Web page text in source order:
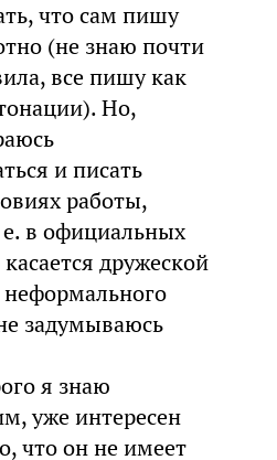
что сам пишу
(не знаю почти
все пишу как
Но,
и писать
работы,
е. в официальных
дружеской
задумываюсь
я знаю
уже интересен
что он не имеет